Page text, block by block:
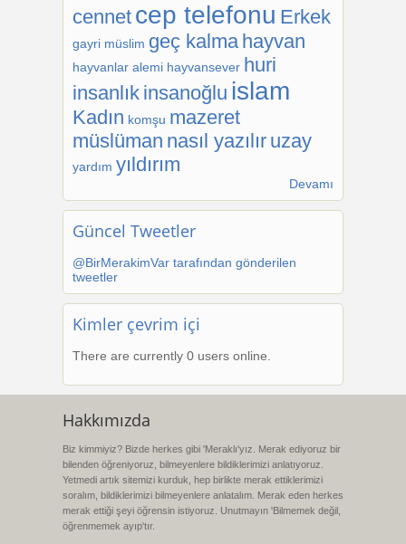
cennet cep telefonu Erkek
gayri müslim geç kalma hayvan
hayvanlar alemi hayvansever huri
insanlık insanoğlu islam
Kadın komşu mazeret
müslüman nasıl yazılır uzay
yardım yıldırım
Devamı
Güncel Tweetler
@BirMerakimVar tarafından gönderilen
tweetler
Kimler çevrim içi
There are currently 0 users online.
Hakkımızda
Biz kimmiyiz? Bizde herkes gibi 'Meraklı'yız. Merak ediyoruz bir
bilenden öğreniyoruz, bilmeyenlere bildiklerimizi anlatıyoruz.
Yetmedi artık sitemizi kurduk, hep birlikte merak ettiklerimizi
soralım, bildiklerimizi bilmeyenlere anlatalım. Merak eden herkes
merak ettiği şeyi öğrensin istiyoruz. Unutmayın 'Bilmemek değil,
öğrenmemek ayıp'tır.